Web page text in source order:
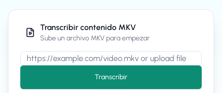
Transcribir contenido MKV
Sube un archivo MKV para empezar
Transcribir